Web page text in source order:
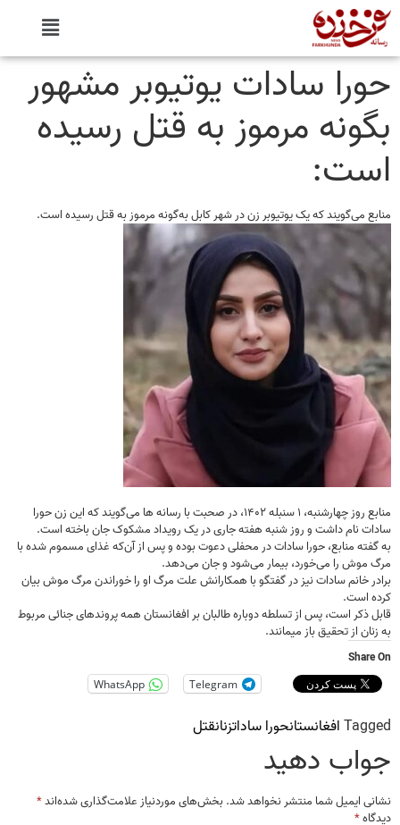
حورا سادات یوتیوبر مشهور
بگونه مرموز به قتل رسیده
است:
منابع می‌گویند که یک یوتیوبر زن در شهر کابل به‌گونه مرموز به قتل رسیده است.
منابع روز چهارشنبه، ۱ سنبله ۱۴۰۲، در صحبت با رسانه ها می‌گویند که این زن حورا
سادات نام داشت و روز شنبه هفته جاری در یک رویداد مشکوک جان باخته است.
به گفته منابع، حورا سادات در محفلی دعوت بوده و پس از آن‌که غذای مسموم شده با
مرگ موش را می‌خورد، بیمار می‌شود و جان می‌دهد.
برادر خانم سادات نیز در گفتگو با همکارانش علت مرگ او را خوراندن مرگ موش بیان
کرده است.
قابل ذکر است، پس از تسلطه دوباره طالبان بر افغانستان همه پروندهای جنائی مربوط
به زنان از تحقیق باز میمانند.
Share On
Telegram
WhatsApp
Taggedافغانستانحورا ساداتزنانقتل
جواب دهید
نشانی ایمیل شما منتشر نخواهد شد.بخش‌های موردنیاز علامت‌گذاری شده‌اند*
دیدگاه*